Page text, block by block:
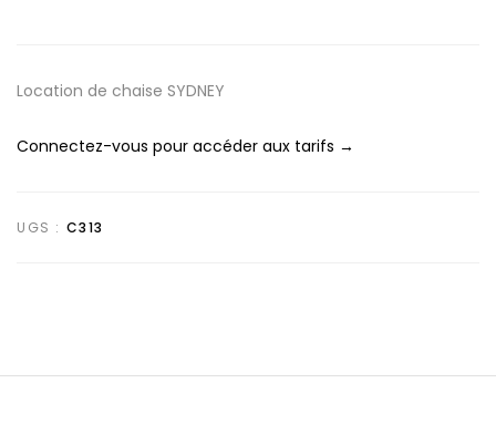
Location de chaise SYDNEY
Connectez-vous pour accéder aux tarifs →
UGS : C313